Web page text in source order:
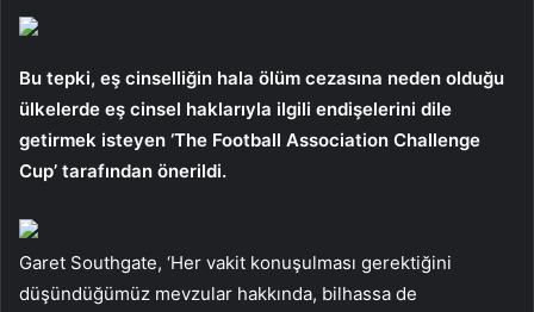
Bu tepki, eş cinselliğin hala ölüm cezasına neden olduğu
ülkelerde eş cinsel haklarıyla ilgili endişelerini dile
getirmek isteyen ‘The Football Association Challenge
Cup’ tarafından önerildi.
Garet Southgate, ‘Her vakit konuşulması gerektiğini
düşündüğümüz mevzular hakkında, bilhassa de